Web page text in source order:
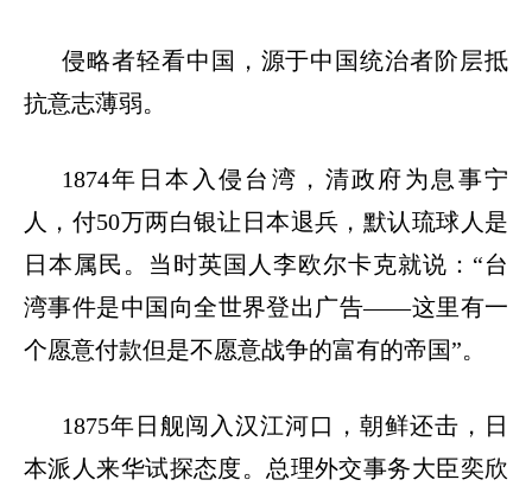
侵略者轻看中国，源于中国统治者阶层抵
抗意志薄弱。
1874年日本入侵台湾，清政府为息事宁
人，付50万两白银让日本退兵，默认琉球人是
日本属民。当时英国人李欧尔卡克就说：“台
湾事件是中国向全世界登出广告——这里有一
个愿意付款但是不愿意战争的富有的帝国”。
1875年日舰闯入汉江河口，朝鲜还击，日
本派人来华试探态度。总理外交事务大臣奕欣